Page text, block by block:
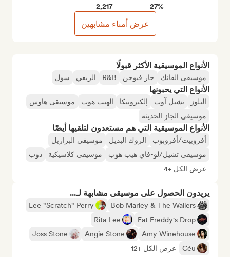
الأنواع الموسيقية الأكثر قبولًا
موسيقى الفانك جاز فيوجن R&B الريغي سول
الأنواع التي يحبونها
البلوز تشيل آوت إلكترونيكا الهيب هوب
موسيقى هاوس
موسيقى الجاز الحديثة
الأنواع الموسيقية التي هم مستعدون لتلقيها أيضًا
أفروبيت/أفروبوب الروك البديل
موسيقى البرازيل
موسيقى تشيل/لو-فاي هيب هوب
موسيقى كلاسيكية
دوب
عرض الكل +4
يريدون الحصول على موسيقى مشابهة لـ...
Bob Marley & The Wailers
Lee "Scratch" Perry
Fat Freddy's Drop
Rita Lee
Amy Winehouse
Angie Stone
Joss Stone
Céu
عرض الكل +12
27%
2,217
عرض أمناء مشابهين